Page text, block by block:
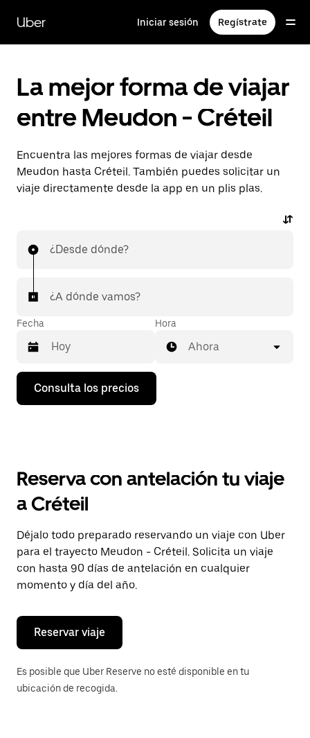
contenido
principal
Uber Iniciar sesión Regístrate
La mejor forma de viajar
entre Meudon - Créteil
Encuentra las mejores formas de viajar desde
Meudon hasta Créteil. También puedes solicitar un
viaje directamente desde la app en un plis plas.
¿Desde dónde?
¿A dónde vamos?
Fecha
Pulsa
flecha
calendario
seleccionar
fecha.
Pulsa
el
botón
de
escape
cerrar
calendario.
Hora
Ahora
Consulta los precios
Reserva con antelación tu viaje
a Créteil
Déjalo todo preparado reservando un viaje con Uber
para el trayecto Meudon - Créteil. Solicita un viaje
con hasta 90 días de antelación en cualquier
momento y día del año.
Reservar viaje
Es posible que Uber Reserve no esté disponible en tu
ubicación de recogida.